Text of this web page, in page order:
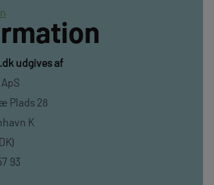
udgives af
Plads 28
K
93